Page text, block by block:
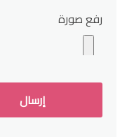
رفع صورة